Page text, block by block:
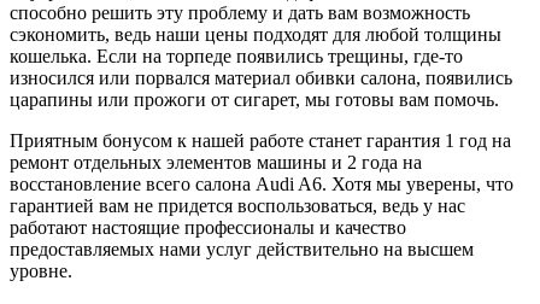
способно решить эту проблему и дать вам возможность
сэкономить, ведь наши цены подходят для любой толщины
кошелька. Если на торпеде появились трещины, где-то
износился или порвался материал обивки салона, появились
царапины или прожоги от сигарет, мы готовы вам помочь.
Приятным бонусом к нашей работе станет гарантия 1 год на
ремонт отдельных элементов машины и 2 года на
восстановление всего салона Audi A6. Хотя мы уверены, что
гарантией вам не придется воспользоваться, ведь у нас
работают настоящие профессионалы и качество
предоставляемых нами услуг действительно на высшем
уровне.